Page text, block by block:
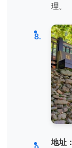
理。
地址：